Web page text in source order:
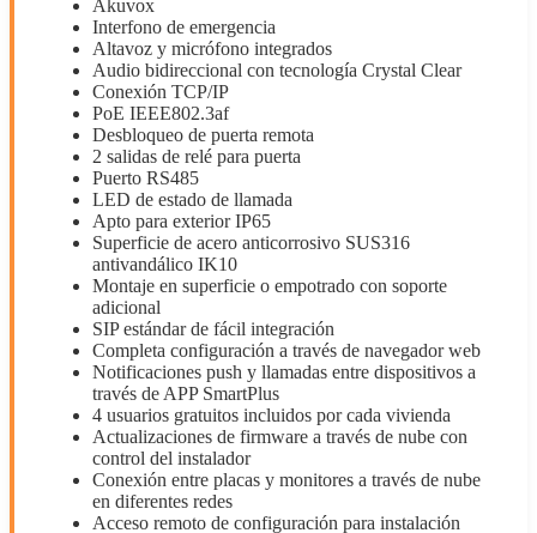
Akuvox
Interfono de emergencia
Altavoz y micrófono integrados
Audio bidireccional con tecnología Crystal Clear
Conexión TCP/IP
PoE IEEE802.3af
Desbloqueo de puerta remota
2 salidas de relé para puerta
Puerto RS485
LED de estado de llamada
Apto para exterior IP65
Superficie de acero anticorrosivo SUS316
antivandálico IK10
Montaje en superficie o empotrado con soporte
adicional
SIP estándar de fácil integración
Completa configuración a través de navegador web
Notificaciones push y llamadas entre dispositivos a
través de APP SmartPlus
4 usuarios gratuitos incluidos por cada vivienda
Actualizaciones de firmware a través de nube con
control del instalador
Conexión entre placas y monitores a través de nube
en diferentes redes
Acceso remoto de configuración para instalación